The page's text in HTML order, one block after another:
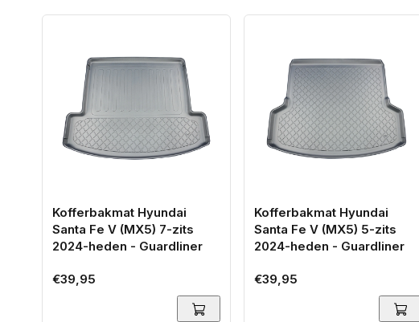
Kofferbakmat Hyundai
Santa Fe V (MX5) 7-zits
2024-heden - Guardliner
Normale
€39,95
Kofferbakmat Hyundai
Santa Fe V (MX5) 5-zits
2024-heden - Guardliner
Normale
€39,95